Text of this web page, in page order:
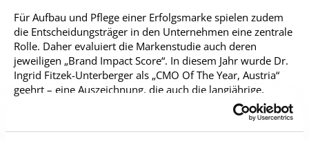
Für Aufbau und Pflege einer Erfolgsmarke spielen zudem
die Entscheidungsträger in den Unternehmen eine zentrale
Rolle. Daher evaluiert die Markenstudie auch deren
jeweiligen „Brand Impact Score“. In diesem Jahr wurde Dr.
Ingrid Fitzek-Unterberger als „CMO Of The Year, Austria“
geehrt – eine Auszeichnung, die auch die langjährige,
stringente Markenarbeit der BUWOG in Deutschland und
Österreich würdigt. Harald Steiner begründet die
Entscheidung: „Der konsequente Ausbau bestehender und